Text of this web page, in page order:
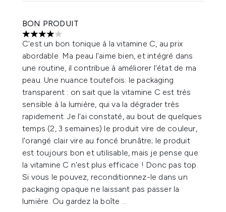
BON PRODUIT
4 étoiles sur un maximum de 5
C'est un bon tonique à la vitamine C, au prix
abordable. Ma peau l'aime bien, et intégré dans
une routine, il contribue à améliorer l'état de ma
peau. Une nuance toutefois: le packaging
transparent : on sait que la vitamine C est très
sensible à la lumière, qui va la dégrader très
rapidement. Je l'ai constaté, au bout de quelques
temps (2, 3 semaines) le produit vire de couleur,
l'orangé clair vire au foncé brunâtre; le produit
est toujours bon et utilisable, mais je pense que
la vitamine C n'est plus efficace ! Donc pas top.
Si vous le pouvez, reconditionnez-le dans un
packaging opaque ne laissant pas passer la
lumière. Ou gardez la boîte ...